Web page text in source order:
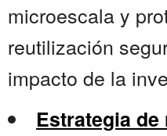
microescala y
reutilización
impacto de la
Estrategia